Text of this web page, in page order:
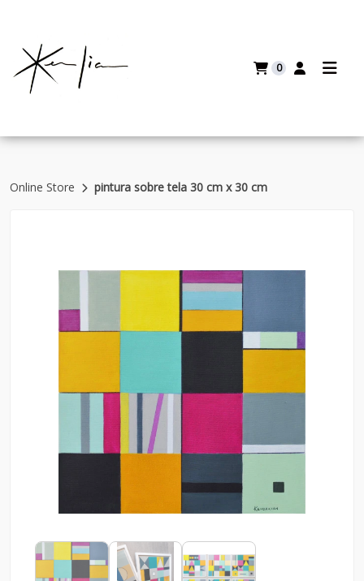
0
Online Store pintura sobre tela 30 cm x 30 cm